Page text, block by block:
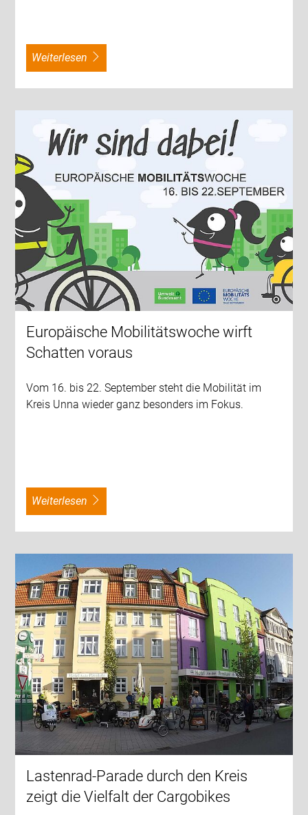
weiterlesen
Europäische Mobilitätswoche wirft
Schatten voraus
Vom 16. bis 22. September steht die Mobilität im
Kreis Unna wieder ganz besonders im Fokus.
weiterlesen
Lastenrad-Parade durch den Kreis
zeigt die Vielfalt der Cargobikes